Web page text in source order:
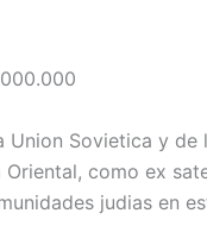
Sovietica y de
como ex
judias en